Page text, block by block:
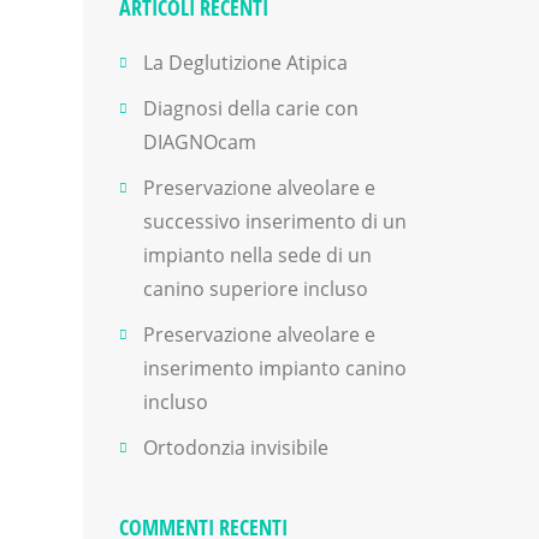
ARTICOLI RECENTI
La Deglutizione Atipica
Diagnosi della carie con
DIAGNOcam
Preservazione alveolare e
successivo inserimento di un
impianto nella sede di un
canino superiore incluso
Preservazione alveolare e
inserimento impianto canino
incluso
Ortodonzia invisibile
COMMENTI RECENTI